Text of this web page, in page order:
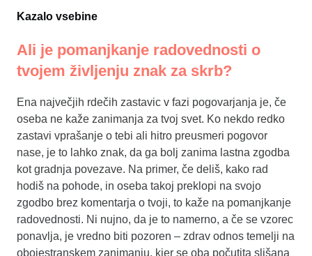
Kazalo vsebine
Ali je pomanjkanje radovednosti o
tvojem življenju znak za skrb?
Ena največjih rdečih zastavic v fazi pogovarjanja je, če
oseba ne kaže zanimanja za tvoj svet. Ko nekdo redko
zastavi vprašanje o tebi ali hitro preusmeri pogovor
nase, je to lahko znak, da ga bolj zanima lastna zgodba
kot gradnja povezave. Na primer, če deliš, kako rad
hodiš na pohode, in oseba takoj preklopi na svojo
zgodbo brez komentarja o tvoji, to kaže na pomanjkanje
radovednosti. Ni nujno, da je to namerno, a če se vzorec
ponavlja, je vredno biti pozoren – zdrav odnos temelji na
obojestranskem zanimanju, kjer se oba počutita slišana